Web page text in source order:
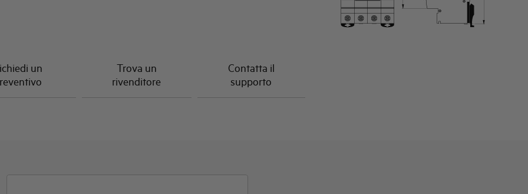
un
Trova un
rivenditore
Contatta il
supporto